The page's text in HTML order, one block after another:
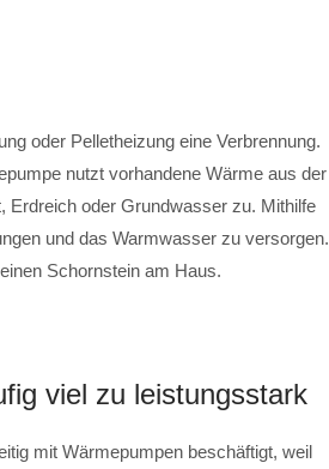
oder Pelletheizung eine Verbrennung.
nutzt vorhandene Wärme aus der
Erdreich oder Grundwasser zu. Mithilfe
und das Warmwasser zu versorgen.
Schornstein am Haus.
viel zu leistungsstark
mit Wärmepumpen beschäftigt, weil